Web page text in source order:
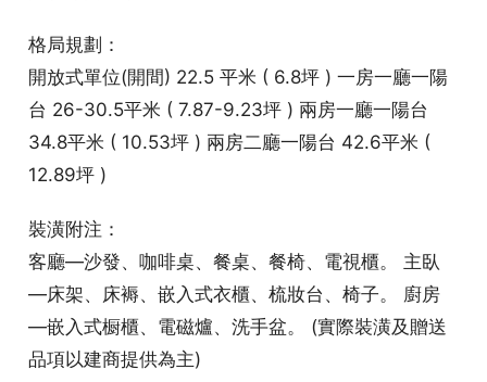
格局規劃：
開放式單位(開間) 22.5 平米 ( 6.8坪 ) 一房一廳一陽
台 26-30.5平米 ( 7.87-9.23坪 ) 兩房一廳一陽台
34.8平米 ( 10.53坪 ) 兩房二廳一陽台 42.6平米 (
12.89坪 )
裝潢附注：
客廳—沙發、咖啡桌、餐桌、餐椅、電視櫃。 主臥
—床架、床褥、嵌入式衣櫃、梳妝台、椅子。 廚房
—嵌入式橱櫃、電磁爐、洗手盆。 (實際裝潢及贈送
品項以建商提供為主)